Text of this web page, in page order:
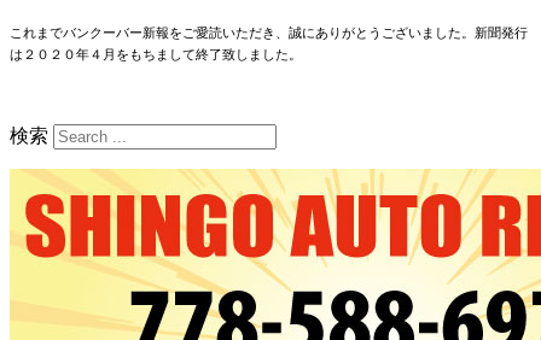
これまでバンクーバー新報をご愛読いただき、誠にありがとうございました。新聞発行
は２０２０年４月をもちまして終了致しました。
検索